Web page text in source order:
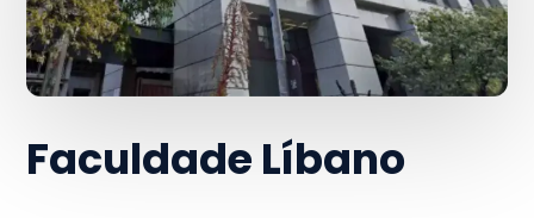
Faculdade Líbano